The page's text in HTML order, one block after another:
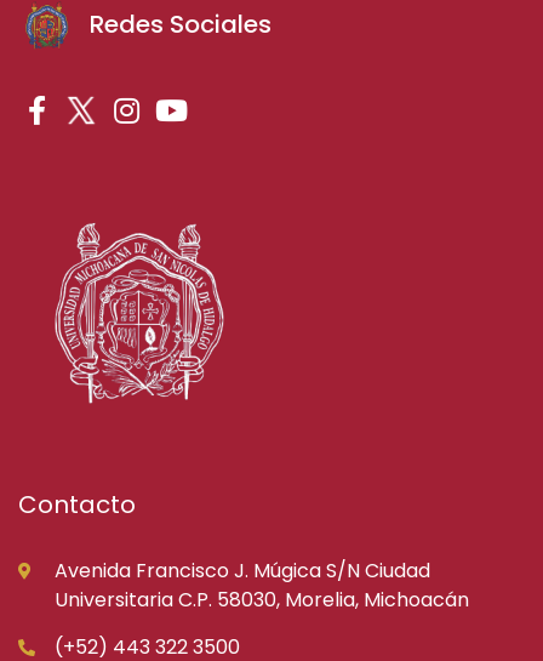
Redes Sociales
Contacto
Avenida Francisco J. Múgica S/N Ciudad
Universitaria C.P. 58030, Morelia, Michoacán
(+52) 443 322 3500